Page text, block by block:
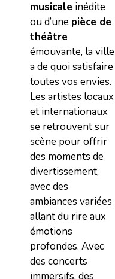
musicale inédite
ou d’une pièce de
théâtre
émouvante, la ville
a de quoi satisfaire
toutes vos envies.
Les artistes locaux
et internationaux
se retrouvent sur
scène pour offrir
des moments de
divertissement,
avec des
ambiances variées
allant du rire aux
émotions
profondes. Avec
des concerts
immersifs, des